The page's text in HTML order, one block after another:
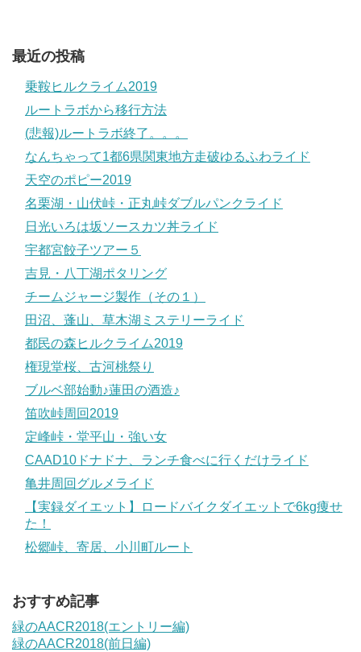
最近の投稿
乗鞍ヒルクライム2019
ルートラボから移行方法
(悲報)ルートラボ終了。。。
なんちゃって1都6県関東地方走破ゆるふわライド
天空のポピー2019
名栗湖・山伏峠・正丸峠ダブルパンクライド
日光いろは坂ソースカツ丼ライド
宇都宮餃子ツアー５
吉見・八丁湖ポタリング
チームジャージ製作（その１）
田沼、蓬山、草木湖ミステリーライド
都民の森ヒルクライム2019
権現堂桜、古河桃祭り
ブルベ部始動♪蓮田の酒造♪
笛吹峠周回2019
定峰峠・堂平山・強い女
CAAD10ドナドナ、ランチ食べに行くだけライド
亀井周回グルメライド
【実録ダイエット】ロードバイクダイエットで6kg痩せ
た！
松郷峠、寄居、小川町ルート
おすすめ記事
緑のAACR2018(エントリー編)
緑のAACR2018(前日編)